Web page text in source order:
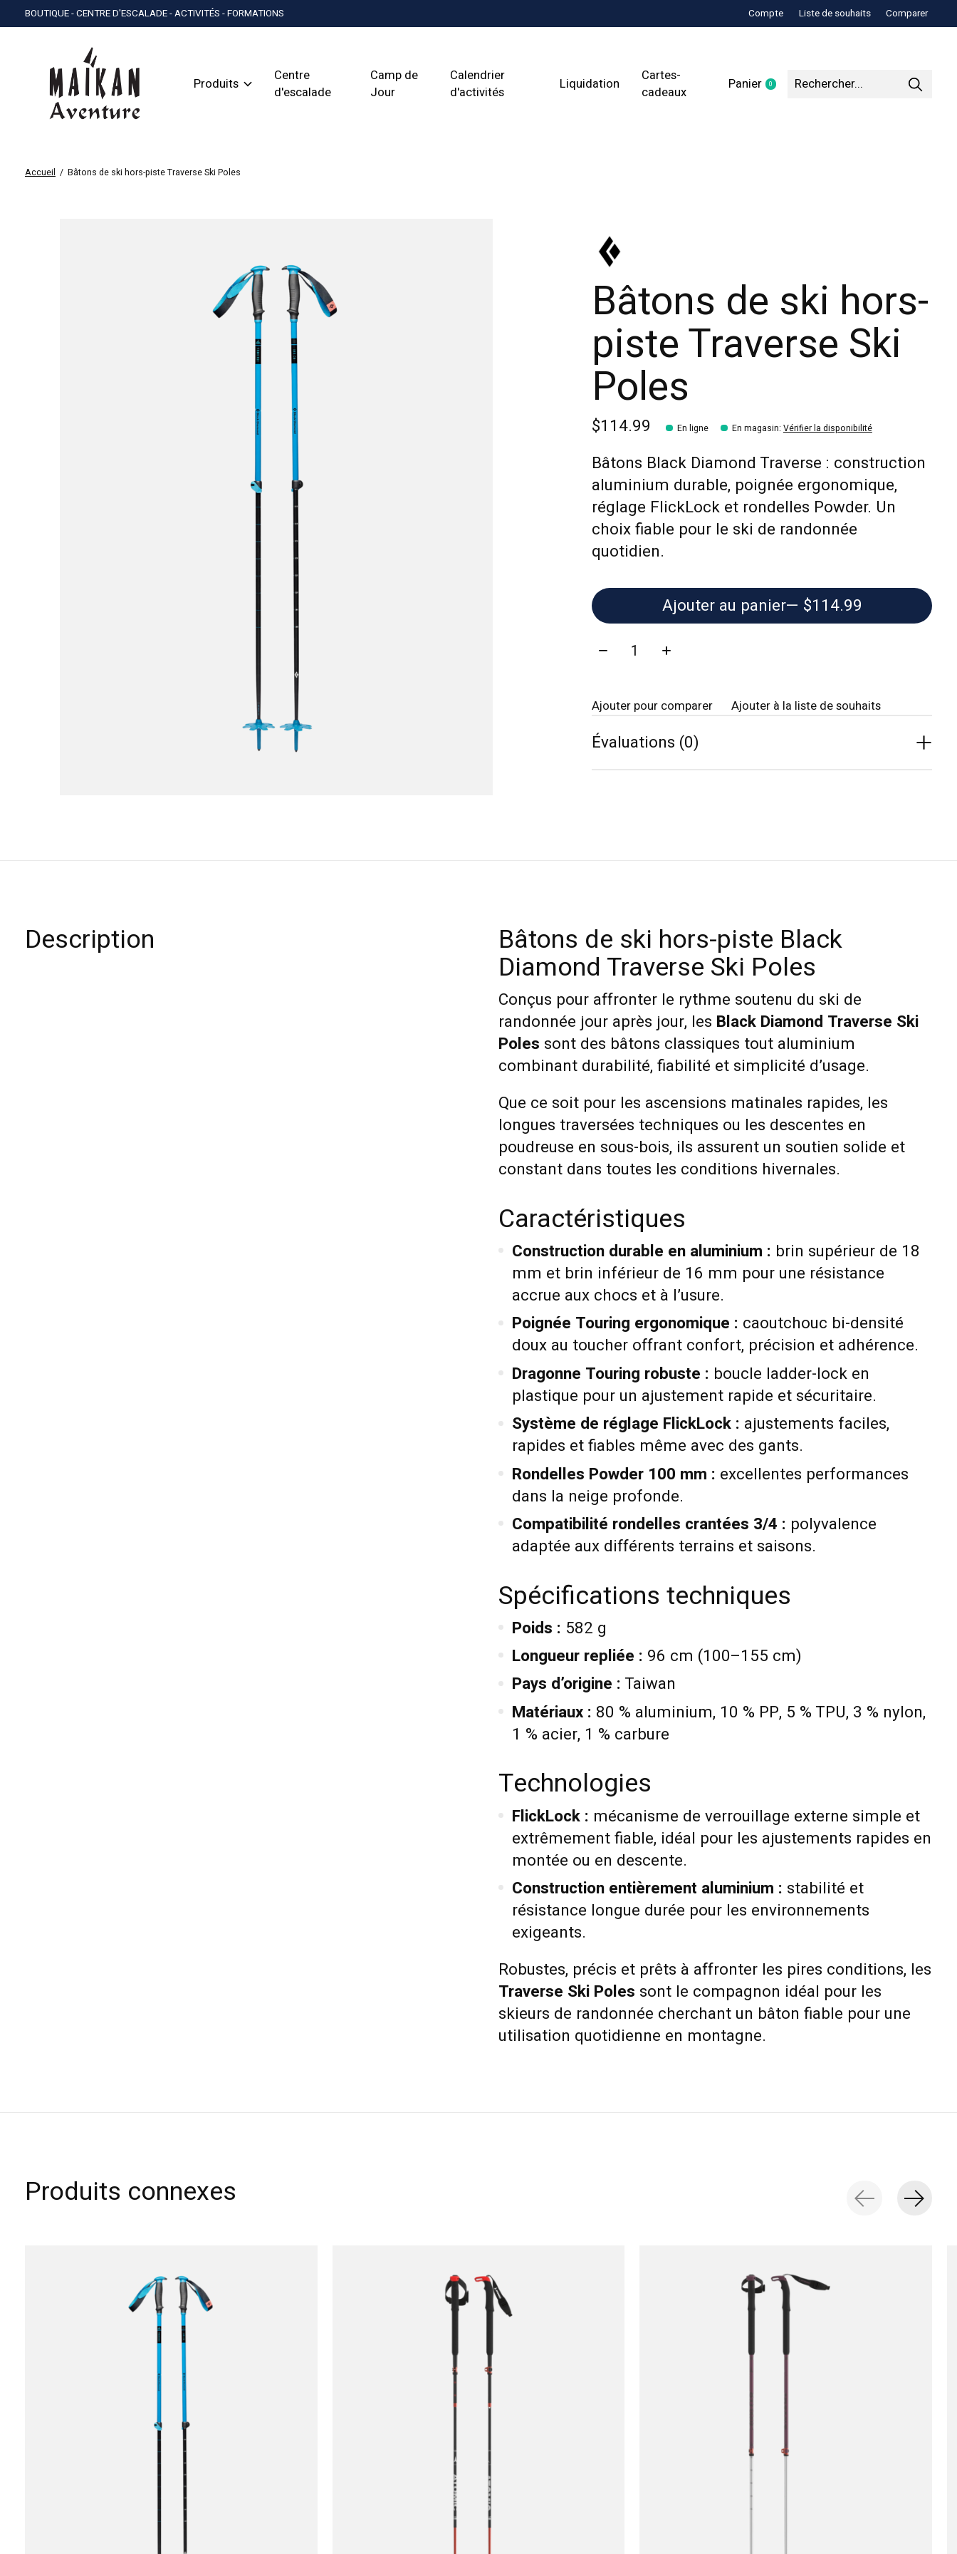
BOUTIQUE - CENTRE D'ESCALADE - ACTIVITÉS - FORMATIONS Compte Liste de souhaits Comparer
Produits
Centre
d'escalade
Camp de
Jour
Calendrier
d'activités
Liquidation
Cartes-
cadeaux
Panier 0items
Accueil / Bâtons de ski hors-piste Traverse Ski Poles
Bâtons de ski hors-
piste Traverse Ski
Poles
$114.99 En ligne En magasin: Vérifier la disponibilité
Bâtons Black Diamond Traverse : construction
aluminium durable, poignée ergonomique,
réglage FlickLock et rondelles Powder. Un
choix fiable pour le ski de randonnée
quotidien.
Ajouter au panier
— $114.99
Quantité:
Ajouter pour comparer Ajouter à la liste de souhaits
Évaluations (0)
Description Bâtons de ski hors-piste Black
Diamond Traverse Ski Poles
Conçus pour affronter le rythme soutenu du ski de
randonnée jour après jour, les Black Diamond Traverse Ski
Poles sont des bâtons classiques tout aluminium
combinant durabilité, fiabilité et simplicité d’usage.
Que ce soit pour les ascensions matinales rapides, les
longues traversées techniques ou les descentes en
poudreuse en sous-bois, ils assurent un soutien solide et
constant dans toutes les conditions hivernales.
Caractéristiques
Construction durable en aluminium : brin supérieur de 18
mm et brin inférieur de 16 mm pour une résistance
accrue aux chocs et à l’usure.
Poignée Touring ergonomique : caoutchouc bi-densité
doux au toucher offrant confort, précision et adhérence.
Dragonne Touring robuste : boucle ladder-lock en
plastique pour un ajustement rapide et sécuritaire.
Système de réglage FlickLock : ajustements faciles,
rapides et fiables même avec des gants.
Rondelles Powder 100 mm : excellentes performances
dans la neige profonde.
Compatibilité rondelles crantées 3/4 : polyvalence
adaptée aux différents terrains et saisons.
Spécifications techniques
Poids : 582 g
Longueur repliée : 96 cm (100–155 cm)
Pays d’origine : Taiwan
Matériaux : 80 % aluminium, 10 % PP, 5 % TPU, 3 % nylon,
1 % acier, 1 % carbure
Technologies
FlickLock : mécanisme de verrouillage externe simple et
extrêmement fiable, idéal pour les ajustements rapides en
montée ou en descente.
Construction entièrement aluminium : stabilité et
résistance longue durée pour les environnements
exigeants.
Robustes, précis et prêts à affronter les pires conditions, les
Traverse Ski Poles sont le compagnon idéal pour les
skieurs de randonnée cherchant un bâton fiable pour une
utilisation quotidienne en montagne.
Produits connexes